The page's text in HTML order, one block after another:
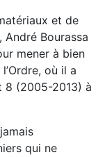
et de
André Bourassa
mener à bien
où il a
8 (2005-2013) à
qui ne